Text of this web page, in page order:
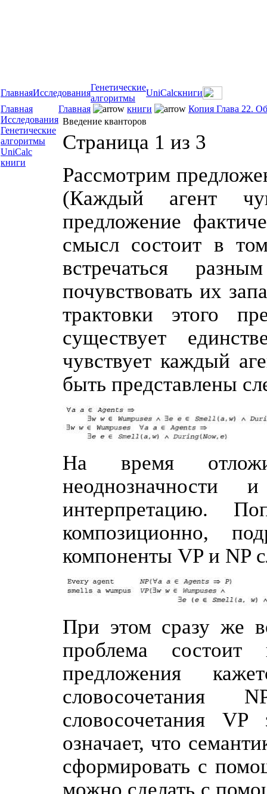
ГлавнаяИсследования
Генетические
алгоритмы
UniCalcкниги
Главная
Исследования
Генетические
алгоритмы
UniCalc
книги
Главная книги
Копия Глава 22.
Введение кванторов
Страница 1 из 3
Рассмотрим
(Каждый агент
предложение
смысл состоит в
встречаться
почувствовать их
трактовки этого
существует
чувствует каждый
быть представлены
На время
неоднозначности
интерпретацию.
композиционно,
компоненты VP и NP
При этом сразу же
проблема
предложения
словосочетания
означает, что
сформировать с
можно сделать с